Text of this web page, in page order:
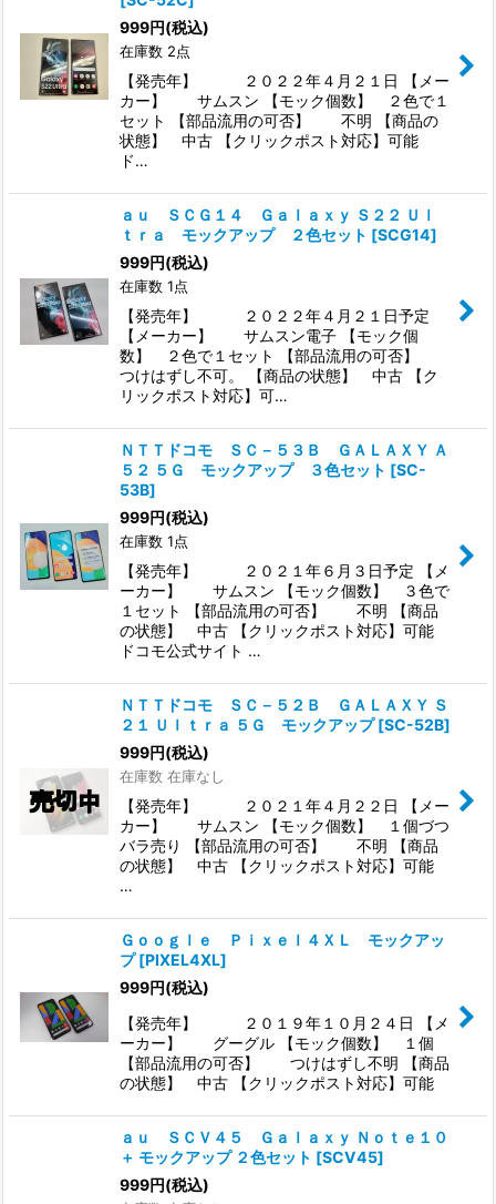
999円(税込)
在庫数 2点
【発売年】 ２０２２年４月２１日 【メー
カー】 サムスン 【モック個数】 ２色で１
セット 【部品流用の可否】 不明 【商品の
状態】 中古 【クリックポスト対応】可能
ド…
ａｕ ＳＣＧ１４ Ｇａｌａｘｙ Ｓ２２ Ｕｌ
ｔｒａ モックアップ ２色セット [SCG14]
999円(税込)
在庫数 1点
【発売年】 ２０２２年４月２１日予定
【メーカー】 サムスン電子 【モック個
数】 ２色で１セット 【部品流用の可否】
つけはずし不可。 【商品の状態】 中古 【ク
リックポスト対応】可…
ＮＴＴドコモ ＳＣ－５３Ｂ ＧＡＬＡＸＹ Ａ
５２ ５Ｇ モックアップ ３色セット [SC-
53B]
999円(税込)
在庫数 1点
【発売年】 ２０２１年６月３日予定 【メ
ーカー】 サムスン 【モック個数】 ３色で
１セット 【部品流用の可否】 不明 【商品
の状態】 中古 【クリックポスト対応】可能
ドコモ公式サイト …
ＮＴＴドコモ ＳＣ－５２Ｂ ＧＡＬＡＸＹ Ｓ
２１ Ｕｌｔｒａ ５Ｇ モックアップ [SC-52B]
999円(税込)
在庫数 在庫なし
【発売年】 ２０２１年４月２２日 【メー
カー】 サムスン 【モック個数】 １個づつ
バラ売り 【部品流用の可否】 不明 【商品
の状態】 中古 【クリックポスト対応】可能
…
Ｇｏｏｇｌｅ Ｐｉｘｅｌ４ＸＬ モックアッ
プ [PIXEL4XL]
999円(税込)
【発売年】 ２０１９年１０月２４日 【メ
ーカー】 グーグル 【モック個数】 １個
【部品流用の可否】 つけはずし不明 【商品
の状態】 中古 【クリックポスト対応】可能
ａｕ ＳＣＶ４５ Ｇａｌａｘｙ Ｎｏｔｅ１０
＋ モックアップ ２色セット [SCV45]
999円(税込)